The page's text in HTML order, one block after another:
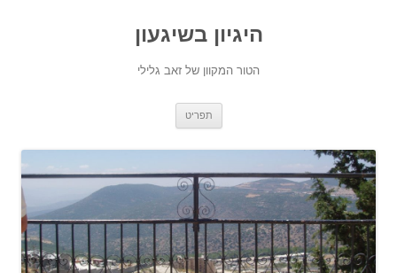
היגיון בשיגעון
הטור המקוון של זאב גלילי
תפריט